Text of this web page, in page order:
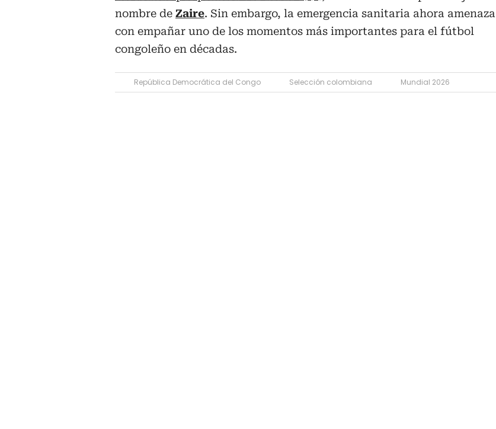
nombre de Zaire. Sin embargo, la emergencia sanitaria ahora amenaza
con empañar uno de los momentos más importantes para el fútbol
congoleño en décadas.
República Democrática del Congo Selección colombiana Mundial 2026